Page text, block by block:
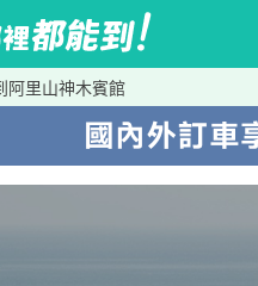
阿里山神木賓館